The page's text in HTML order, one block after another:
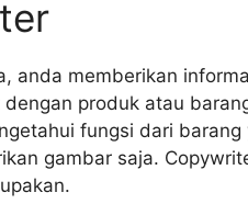
anda memberikan
produk atau
fungsi dari barang
gambar saja.